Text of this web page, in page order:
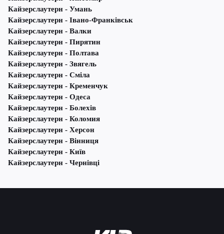
Кайзерслаутерн - Умань
Кайзерслаутерн - Івано-Франківськ
Кайзерслаутерн - Валки
Кайзерслаутерн - Пирятин
Кайзерслаутерн - Полтава
Кайзерслаутерн - Звягель
Кайзерслаутерн - Сміла
Кайзерслаутерн - Кременчук
Кайзерслаутерн - Одеса
Кайзерслаутерн - Болехів
Кайзерслаутерн - Коломия
Кайзерслаутерн - Херсон
Кайзерслаутерн - Вінниця
Кайзерслаутерн - Київ
Кайзерслаутерн - Чернівці